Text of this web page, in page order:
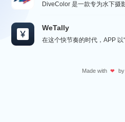
WeTally
Made with ❤ by